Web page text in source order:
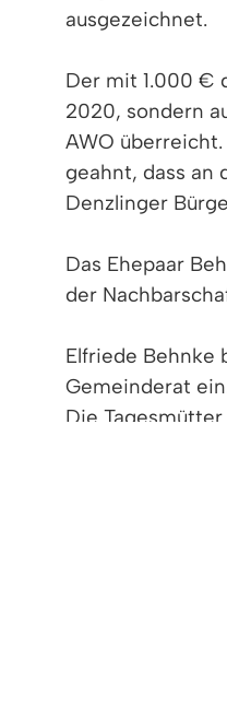
ausgezeichnet.
Der mit 1.000 €
2020, sondern
AWO
geahnt, dass an
Denzlinger
Das Ehepaar
der
Elfriede Behnke
Gemeinderat
Die